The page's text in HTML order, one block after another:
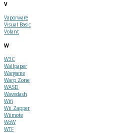
V
Vaporware
Visual Basic
Volant
W
W3C
Wallpaper
Wargame
Warp Zone
WASD
Wavedash
Wifi
Wii Zapper
Wiimote
WoW
WTF